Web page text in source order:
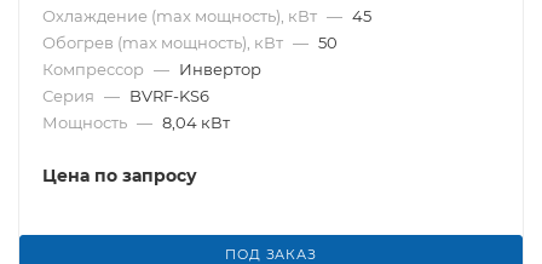
Охлаждение (max мощность), кВт — 45
Обогрев (max мощность), кВт — 50
Компрессор — Инвертор
Серия — BVRF-KS6
Мощность — 8,04 кВт
Цена по запросу
ПОД ЗАКАЗ